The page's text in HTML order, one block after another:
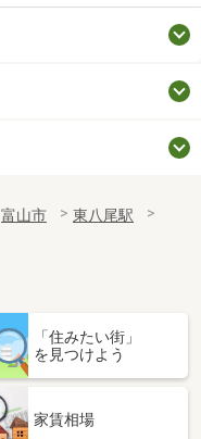
富山市
東八尾駅
「住みたい街」
を見つけよう
家賃相場